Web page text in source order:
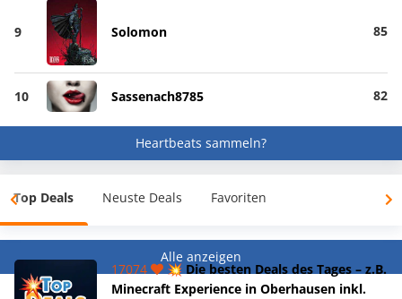
9 Solomon 85
10 Sassenach8785 82
Heartbeats sammeln?
Top Deals Neuste Deals Favoriten
Alle anzeigen
17074
💥 Die besten Deals des Tages – z.B.
Minecraft Experience in Oberhausen inkl.